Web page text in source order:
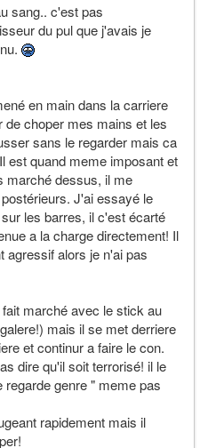
sang.. c'est pas
du pul que j'avais je
en main dans la carriere
choper mes mains et les
sans le regarder mais ca
est quand meme imposant et
marché dessus, il me
J'ai essayé le
les barres, il c'est écarté
a la charge directement! Il
agressif alors je n'ai pas
marché avec le stick au
mais il se met derriere
et continur a faire le con.
dire qu'il soit terrorisé! il le
genre " meme pas
rapidement mais il